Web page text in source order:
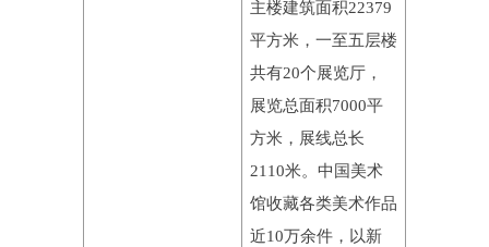
主楼建筑面积22379
平方米，一至五层楼
共有20个展览厅，
展览总面积7000平
方米，展线总长
2110米。中国美术
馆收藏各类美术作品
近10万余件，以新